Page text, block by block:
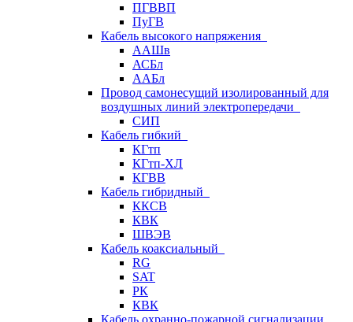
ПГВВП
ПуГВ
Кабель высокого напряжения
ААШв
АСБл
ААБл
Провод самонесущий изолированный для
воздушных линий электропередачи
СИП
Кабель гибкий
КГтп
КГтп-ХЛ
КГВВ
Кабель гибридный
ККСВ
КВК
ШВЭВ
Кабель коаксиальный
RG
SAT
РК
КВК
Кабель охранно-пожарной сигнализации